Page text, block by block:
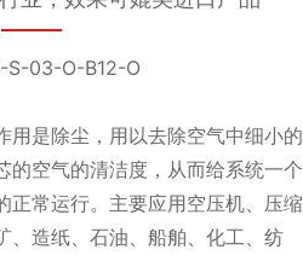
S-03-O-B12-O
用是除尘，用以去除空气中细小的
的空气的清洁度，从而给系统一个
正常运行。主要应用空压机、压缩
、造纸、石油、船舶、化工、纺